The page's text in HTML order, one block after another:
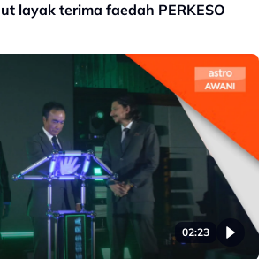
layak terima faedah PERKESO
02:23